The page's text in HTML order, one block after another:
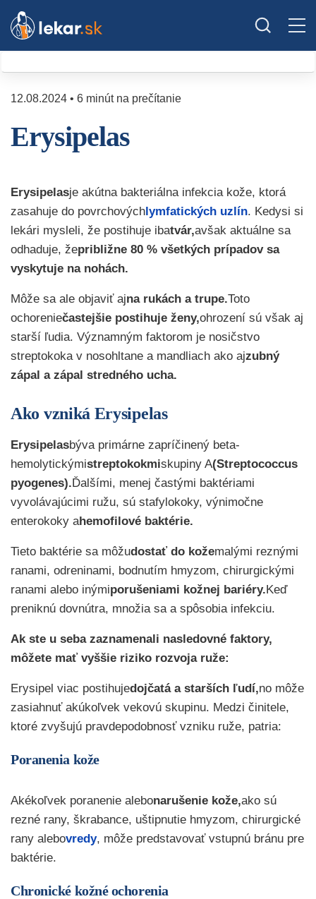
12.08.2024 • 6 minút na prečítanie
Erysipelas
Erysipelasje akútna bakteriálna infekcia kože, ktorá
zasahuje do povrchovýchlymfatických uzlín. Kedysi si
lekári mysleli, že postihuje ibatvár,avšak aktuálne sa
odhaduje, žepribližne 80 % všetkých prípadov sa
vyskytuje na nohách.
Môže sa ale objaviť ajna rukách a trupe.Toto
ochoreniečastejšie postihuje ženy,ohrození sú však aj
starší ľudia. Významným faktorom je nosičstvo
streptokoka v nosohltane a mandliach ako ajzubný
zápal a zápal stredného ucha.
Ako vzniká Erysipelas
Erysipelasbýva primárne zapríčinený beta-
hemolytickýmistreptokokmiskupiny A(Streptococcus
pyogenes).Ďalšími, menej častými baktériami
vyvolávajúcimi ružu, sú stafylokoky, výnimočne
enterokoky ahemofilové baktérie.
Tieto baktérie sa môžudostať do kožemalými reznými
ranami, odreninami, bodnutím hmyzom, chirurgickými
ranami alebo inýmiporušeniami kožnej bariéry.Keď
preniknú dovnútra, množia sa a spôsobia infekciu.
Ak ste u seba zaznamenali nasledovné faktory,
môžete mať vyššie riziko rozvoja ruže:
Erysipel viac postihujedojčatá a starších ľudí,no môže
zasiahnuť akúkoľvek vekovú skupinu. Medzi činitele,
ktoré zvyšujú pravdepodobnosť vzniku ruže, patria:
Poranenia kože
Akékoľvek poranenie alebonarušenie kože,ako sú
rezné rany, škrabance, uštipnutie hmyzom, chirurgické
rany alebovredy, môže predstavovať vstupnú bránu pre
baktérie.
Chronické kožné ochorenia